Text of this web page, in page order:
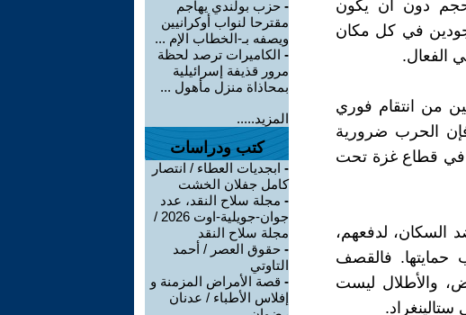
دون أن يكون
في كل مكان
الفعال.
من انتقام فوري
الحرب ضرورية
في قطاع غزة تحت
لدفعهم،
فالقصف
والأطلال ليست
- حزب بولندي يهاجم
مقترحا لنواب أوكرانيين
ويصفه بـ-الخطاب الإم ...
- الكاميرات ترصد لحظة
مرور قذيفة إسرائيلية
بمحاذاة منزل مأهول ...
المزيد.....
كتب ودراسات
- ابجديات العطاء / انتصار
كامل جفلان الخشت
- مجلة سلاح النقد، عدد
جوان-جويلية-اوت 2026 /
مجلة سلاح النقد
- حقوق العصر / أحمد
التاوتي
- قصة الأمراض المزمنة و
إفلاس الأطباء / عدنان